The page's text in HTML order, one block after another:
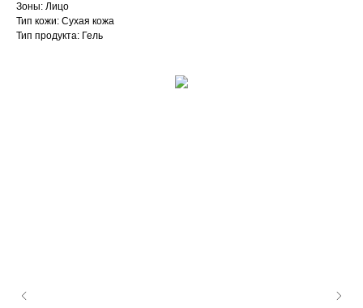
Зоны: Лицо
Тип кожи: Сухая кожа
Тип продукта: Гель